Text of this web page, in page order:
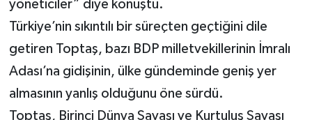
yöneticiler” diye konuştu.
Türkiye’nin sıkıntılı bir süreçten geçtiğini dile
getiren Toptaş, bazı BDP milletvekillerinin İmralı
Adası’na gidişinin, ülke gündeminde geniş yer
almasının yanlış olduğunu öne sürdü.
Toptaş, Birinci Dünya Savaşı ve Kurtuluş Savaşı